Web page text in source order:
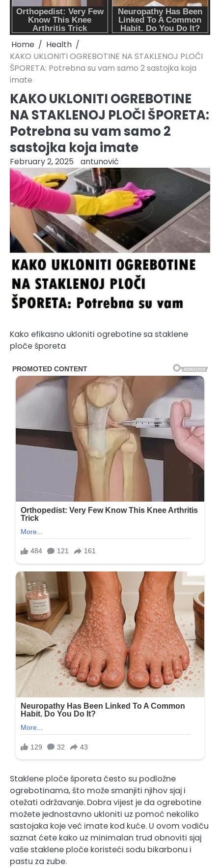
Home
Health
KAKO UKLONITI OGREBOTINE NA STAKLENOJ PLOČI
ŠPORETA: Potrebna su vam samo 2 sastojka koja
imate
KAKO UKLONITI OGREBOTINE
NA STAKLENOJ PLOČI ŠPORETA:
Potrebna su vam samo 2
sastojka koja imate
February 2, 2025 antunović
Kako efikasno ukloniti ogrebotine sa staklene
ploče šporeta
Staklene ploče šporeta često su podložne
ogrebotinama, što može smanjiti njihov sjaj i
otežati održavanje. Dobra vijest je da ogrebotine
možete jednostavno ukloniti uz pomoć nekoliko
sastojaka koje već imate kod kuće. U ovom vodiču
saznat ćete kako uz minimalan trud obnoviti sjaj
vaše staklene ploče koristeći sodu bikarbonu i
pastu za zube.